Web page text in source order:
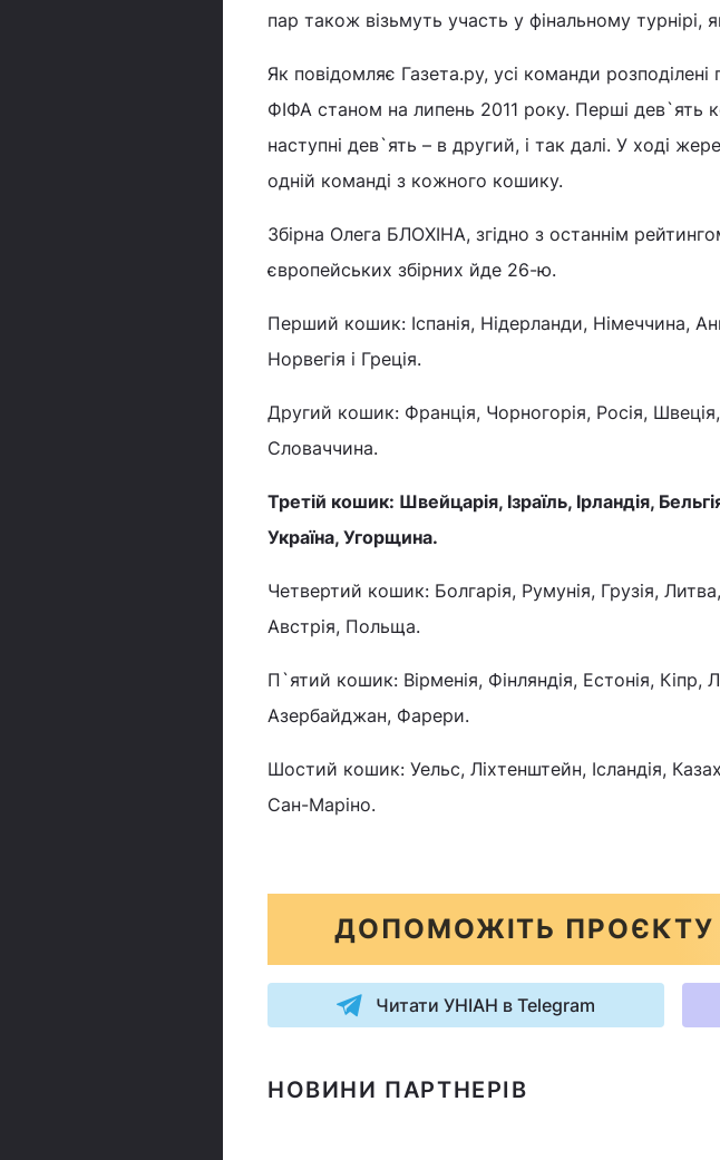
пар також візьмуть участь у фінальному турнірі,
Як повідомляє Газета.ру, усі команди
ФІФА станом на липень 2011 року. Перші
наступні дев`ять – в другий, і так далі. У ході
одній команді з кожного кошику.
Збірна Олега БЛОХІНА, згідно з останнім
європейських збірних йде 26-ю.
Перший кошик: Іспанія, Нідерланди, Німеччина,
Норвегія і Греція.
Другий кошик: Франція, Чорногорія, Росія,
Словаччина.
Третій кошик: Швейцарія, Ізраїль, Ірландія,
Україна, Угорщина.
Четвертий кошик: Болгарія, Румунія, Грузія,
Австрія, Польща.
П`ятий кошик: Вірменія, Фінляндія, Естонія, Кіпр,
Азербайджан, Фарери.
Шостий кошик: Уельс, Ліхтенштейн, Ісландія,
Сан-Маріно.
ДОПОМОЖІТЬ ПРОЄКТУ
Читати УНІАН в Telegram
НОВИНИ ПАРТНЕРІВ